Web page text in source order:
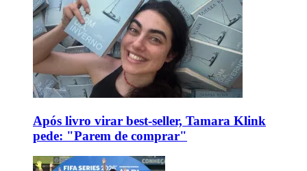
Após livro virar best-seller, Tamara Klink
pede: "Parem de comprar"